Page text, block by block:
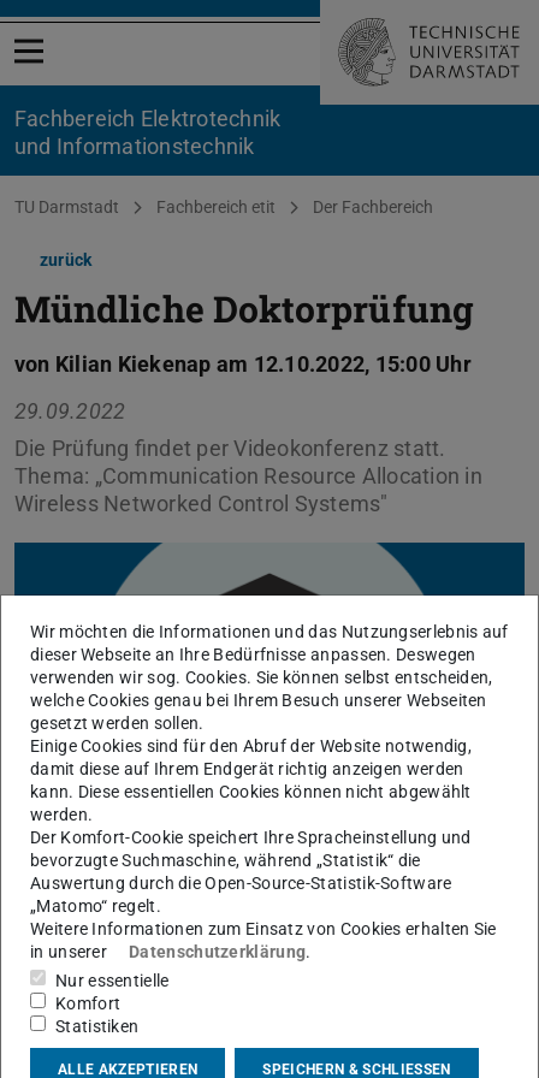
Menü öffnen
Fachbereich Elektrotechnik
und Informationstechnik
Sie befinden sich hier:
TU Darmstadt Fachbereich etit Der Fachbereich
zurück
Mündliche Doktorprüfung
von Kilian Kiekenap am 12.10.2022, 15:00 Uhr
29.09.2022
Die Prüfung findet per Videokonferenz statt.
Thema: „Communication Resource Allocation in
Wireless Networked Control Systems"
KONTAKT
Wir möchten die Informationen und das Nutzungserlebnis auf
dieser Webseite an Ihre Bedürfnisse anpassen. Deswegen
verwenden wir sog. Cookies. Sie können selbst entscheiden,
welche Cookies genau bei Ihrem Besuch unserer Webseiten
gesetzt werden sollen.
Einige Cookies sind für den Abruf der Website notwendig,
damit diese auf Ihrem Endgerät richtig anzeigen werden
kann. Diese essentiellen Cookies können nicht abgewählt
werden.
Der Komfort-Cookie speichert Ihre Spracheinstellung und
bevorzugte Suchmaschine, während „Statistik“ die
Auswertung durch die Open-Source-Statistik-Software
„Matomo“ regelt.
Weitere Informationen zum Einsatz von Cookies erhalten Sie
in unserer
Datenschutzerklärung.
Nur essentielle
Komfort
Statistiken
ALLE AKZEPTIEREN SPEICHERN & SCHLIESSEN